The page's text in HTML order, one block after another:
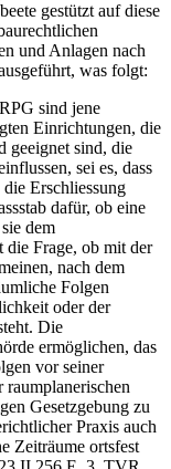
gestützt auf diese
und Anlagen nach
was folgt:
sind jene
Einrichtungen, die
geeignet sind, die
sei es, dass
Erschliessung
dafür, ob eine
dem
Frage, ob mit der
nach dem
Folgen
oder der
Die
ermöglichen, das
vor seiner
Gesetzgebung zu
Praxis auch
Zeiträume ortsfest